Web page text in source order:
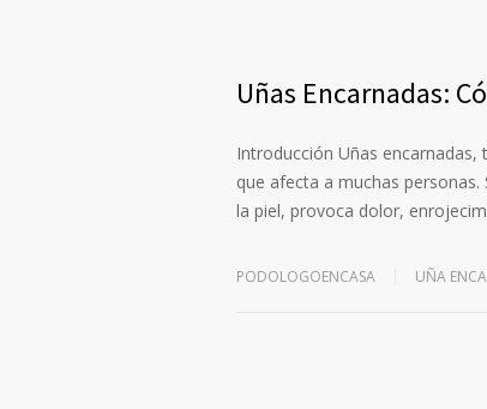
Uñas Encarnadas:
Introducción Uñas
que afecta a muchas
la piel, provoca dolor,
PODOLOGOENCASA UÑA